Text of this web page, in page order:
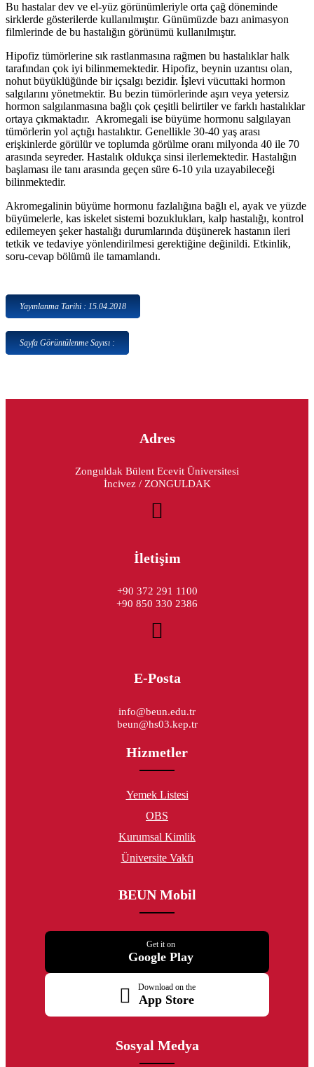
Bu hastalar dev ve el-yüz görünümleriyle orta çağ döneminde
sirklerde gösterilerde kullanılmıştır. Günümüzde bazı animasyon
filmlerinde de bu hastalığın görünümü kullanılmıştır.
Hipofiz tümörlerine sık rastlanmasına rağmen bu hastalıklar halk
tarafından çok iyi bilinmemektedir. Hipofiz, beynin uzantısı olan,
nohut büyüklüğünde bir içsalgı bezidir. İşlevi vücuttaki hormon
salgılarını yönetmektir. Bu bezin tümörlerinde aşırı veya yetersiz
hormon salgılanmasına bağlı çok çeşitli belirtiler ve farklı hastalıklar
ortaya çıkmaktadır. Akromegali ise büyüme hormonu salgılayan
tümörlerin yol açtığı hastalıktır. Genellikle 30-40 yaş arası
erişkinlerde görülür ve toplumda görülme oranı milyonda 40 ile 70
arasında seyreder. Hastalık oldukça sinsi ilerlemektedir. Hastalığın
başlaması ile tanı arasında geçen süre 6-10 yıla uzayabileceği
bilinmektedir.
Akromegalinin büyüme hormonu fazlalığına bağlı el, ayak ve yüzde
büyümelerle, kas iskelet sistemi bozuklukları, kalp hastalığı, kontrol
edilemeyen şeker hastalığı durumlarında düşünerek hastanın ileri
tetkik ve tedaviye yönlendirilmesi gerektiğine değinildi. Etkinlik,
soru-cevap bölümü ile tamamlandı.
Yayınlanma Tarihi : 15.04.2018
Sayfa Görüntülenme Sayısı :
Adres
Zonguldak Bülent Ecevit Üniversitesi
İncivez / ZONGULDAK
İletişim
+90 372 291 1100
+90 850 330 2386
E-Posta
info@beun.edu.tr
beun@hs03.kep.tr
Hizmetler
Yemek Listesi
OBS
Kurumsal Kimlik
Üniversite Vakfı
BEUN Mobil
Get it on
Google Play
Download on the
App Store
Sosyal Medya